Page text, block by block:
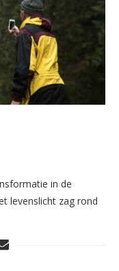
in de
levenslicht zag rond